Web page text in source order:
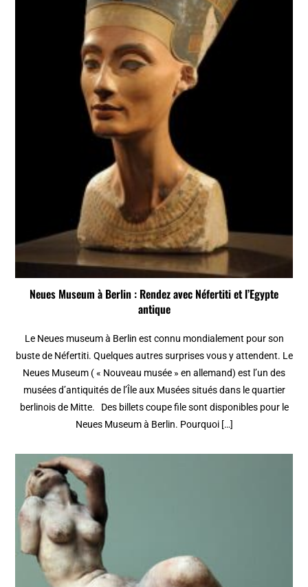
Neues Museum à Berlin : Rendez avec Néfertiti et l’Egypte
antique
Le Neues museum à Berlin est connu mondialement pour son
buste de Néfertiti. Quelques autres surprises vous y attendent. Le
Neues Museum ( « Nouveau musée » en allemand) est l’un des
musées d’antiquités de l’Île aux Musées situés dans le quartier
berlinois de Mitte. Des billets coupe file sont disponibles pour le
Neues Museum à Berlin. Pourquoi […]